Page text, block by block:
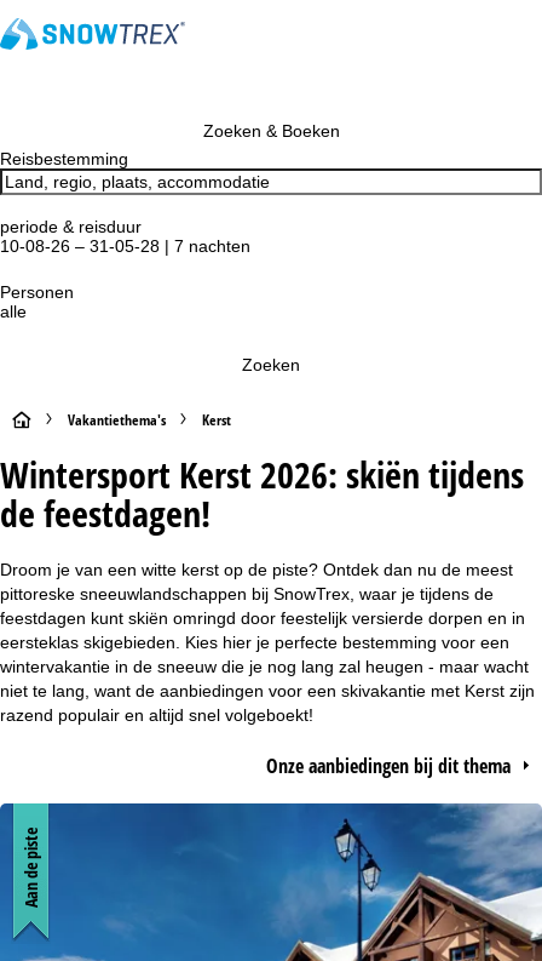
Zoeken & Boeken
Reisbestemming
periode & reisduur
10-08-26 – 31-05-28 | 7 nachten
Personen
alle
Zoeken
S
t
a
r
t
p
a
n
Vakantiethema's Kerst
Wintersport Kerst 2026: skiën tijdens
de feestdagen!
Droom je van een witte kerst op de piste? Ontdek dan nu de meest
pittoreske sneeuwlandschappen bij SnowTrex, waar je tijdens de
feestdagen kunt skiën omringd door feestelijk versierde dorpen en in
eersteklas skigebieden. Kies hier je perfecte bestemming voor een
wintervakantie in de sneeuw die je nog lang zal heugen - maar wacht
niet te lang, want de aanbiedingen voor een skivakantie met Kerst zijn
razend populair en altijd snel volgeboekt!
Onze aanbiedingen bij dit thema
Aan de piste